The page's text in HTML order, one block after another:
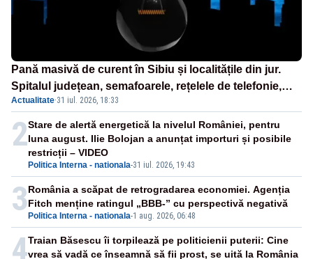
Pană masivă de curent în Sibiu și localitățile din jur.
Spitalul județean, semafoarele, rețelele de telefonie,
grav afectate
Actualitate·31 iul. 2026, 18:33
2
Politica Interna - nationala-31 iul. 2026, 19:43
Stare de alertă energetică la nivelul României, pentru
luna august. Ilie Bolojan a anunțat importuri și posibile
restricții – VIDEO
3 Politica Interna - nationala-1 aug. 2026, 06:48
România a scăpat de retrogradarea economiei. Agenția
Fitch menține ratingul „BBB-” cu perspectivă negativă
4Traian Băsescu îi torpilează pe politicienii puterii: Cine
vrea să vadă ce înseamnă să fii prost, se uită la România